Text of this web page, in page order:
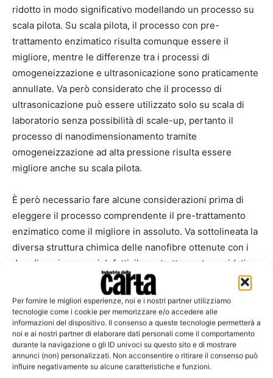
Per fornire le migliori esperienze, noi e i nostri partner utilizziamo
tecnologie come i cookie per memorizzare e/o accedere alle
informazioni del dispositivo. Il consenso a queste tecnologie permetterà a
noi e ai nostri partner di elaborare dati personali come il comportamento
durante la navigazione o gli ID univoci su questo sito e di mostrare
annunci (non) personalizzati. Non acconsentire o ritirare il consenso può
influire negativamente su alcune caratteristiche e funzioni.
ridotto in modo significativo modellando un processo su
scala pilota. Su scala pilota, il processo con pre-
trattamento enzimatico risulta comunque essere il
migliore, mentre le differenze tra i processi di
omogeneizzazione e ultrasonicazione sono praticamente
annullate. Va però considerato che il processo di
ultrasonicazione può essere utilizzato solo su scala di
laboratorio senza possibilità di scale-up, pertanto il
processo di nanodimensionamento tramite
omogeneizzazione ad alta pressione risulta essere
migliore anche su scala pilota.
È però necessario fare alcune considerazioni prima di
eleggere il processo comprendente il pre-trattamento
enzimatico come il migliore in assoluto. Va sottolineata la
diversa struttura chimica delle nanofibre ottenute con i
due diversi approcci. Infatti, il pre-trattamento ossidativo,
che ha sicuramente un forte impatto sul processo
complessivo, introduce però unità carbossiliche sulla
struttura delle nanofibre, conferendo proprietà
aggiuntive al materiale. Inoltre, l’uso di fonti riciclate
come materie prime sembra essere la scelta ideale per
ottenere processi sostenibili, ma è bene scegliere fonti
riciclate con un alto contenuto di cellulosa per mantenere